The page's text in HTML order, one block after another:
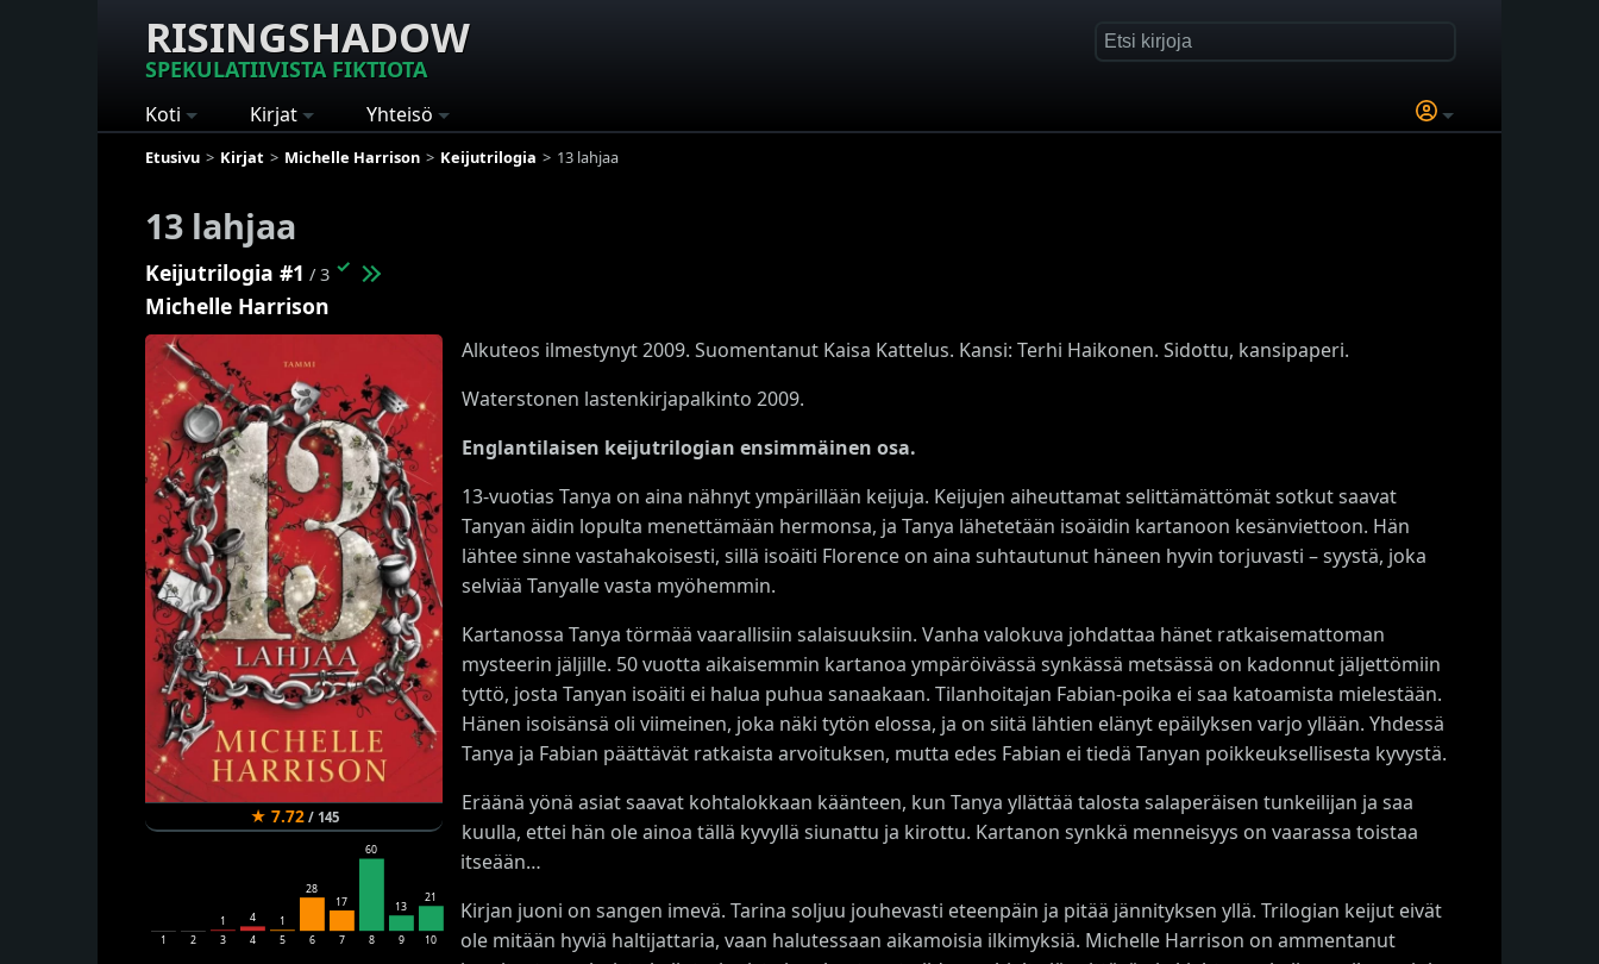
RISINGSHADOW
SPEKULATIIVISTA FIKTIOTA
Koti Kirjat Yhteisö
Etusivu Kirjat Michelle Harrison Keijutrilogia 13 lahjaa
13 lahjaa
Keijutrilogia #1 / 3 ✓
Michelle Harrison
★ 7.72/ 145
1 2
1
3
4
4
1
5
28
6
17
7
60
8
13
9
21
10
Alkuteos ilmestynyt 2009. Suomentanut Kaisa Kattelus. Kansi: Terhi Haikonen. Sidottu, kansipaperi.
Waterstonen lastenkirjapalkinto 2009.
Englantilaisen keijutrilogian ensimmäinen osa.
13-vuotias Tanya on aina nähnyt ympärillään keijuja. Keijujen aiheuttamat selittämättömät sotkut saavat
Tanyan äidin lopulta menettämään hermonsa, ja Tanya lähetetään isoäidin kartanoon kesänviettoon. Hän
lähtee sinne vastahakoisesti, sillä isoäiti Florence on aina suhtautunut häneen hyvin torjuvasti – syystä, joka
selviää Tanyalle vasta myöhemmin.
Kartanossa Tanya törmää vaarallisiin salaisuuksiin. Vanha valokuva johdattaa hänet ratkaisemattoman
mysteerin jäljille. 50 vuotta aikaisemmin kartanoa ympäröivässä synkässä metsässä on kadonnut jäljettömiin
tyttö, josta Tanyan isoäiti ei halua puhua sanaakaan. Tilanhoitajan Fabian-poika ei saa katoamista mielestään.
Hänen isoisänsä oli viimeinen, joka näki tytön elossa, ja on siitä lähtien elänyt epäilyksen varjo yllään. Yhdessä
Tanya ja Fabian päättävät ratkaista arvoituksen, mutta edes Fabian ei tiedä Tanyan poikkeuksellisesta kyvystä.
Eräänä yönä asiat saavat kohtalokkaan käänteen, kun Tanya yllättää talosta salaperäisen tunkeilijan ja saa
kuulla, ettei hän ole ainoa tällä kyvyllä siunattu ja kirottu. Kartanon synkkä menneisyys on vaarassa toistaa
itseään…
Kirjan juoni on sangen imevä. Tarina soljuu jouhevasti eteenpäin ja pitää jännityksen yllä. Trilogian keijut eivät
ole mitään hyviä haltijattaria, vaan halutessaan aikamoisia ilkimyksiä. Michelle Harrison on ammentanut